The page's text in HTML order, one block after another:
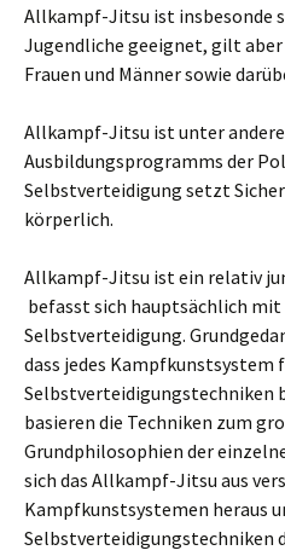
Allkampf-Jitsu ist insbesonde
Jugendliche geeignet, gilt
Frauen und Männer sowie
Allkampf-Jitsu ist unter
Ausbildungsprogramms der
Selbstverteidigung setzt
körperlich.
Allkampf-Jitsu ist ein relativ
befasst sich hauptsächlich
Selbstverteidigung.
dass jedes Kampfkunstsystem
Selbstverteidigungstechniken
basieren die Techniken zum
Grundphilosophien der
sich das Allkampf-Jitsu aus
Kampfkunstsystemen heraus
Selbstverteidigungstechniken